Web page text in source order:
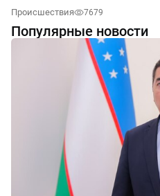
Происшествия 7679
Популярные новости